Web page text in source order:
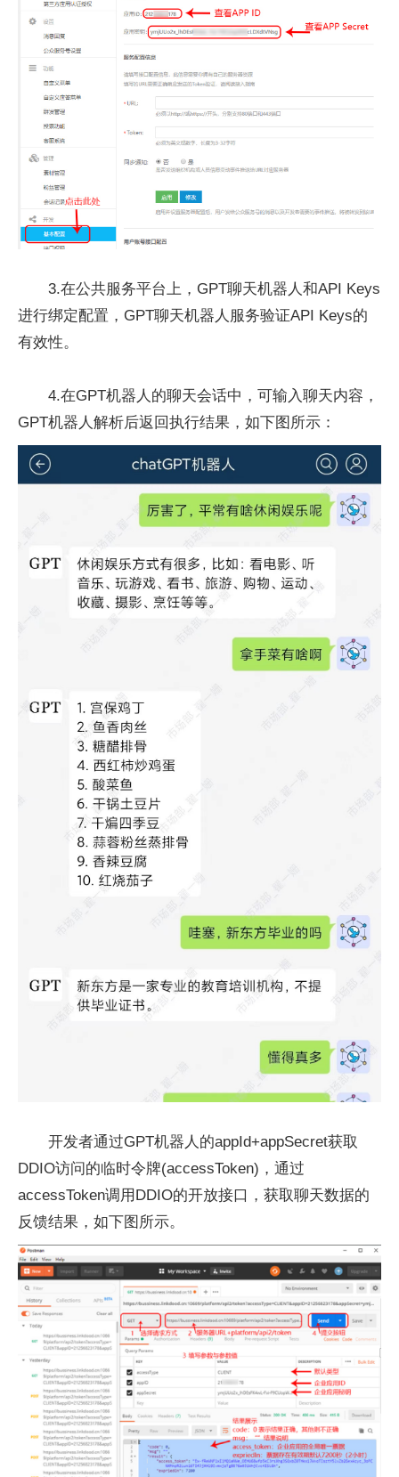
3.在公共服务平台上，GPT聊天机器人和API Keys
进行绑定配置，GPT聊天机器人服务验证API Keys的
有效性。
4.在GPT机器人的聊天会话中，可输入聊天内容，
GPT机器人解析后返回执行结果，如下图所示：
开发者通过GPT机器人的appId+appSecret获取
DDIO访问的临时令牌(accessToken)，通过
accessToken调用DDIO的开放接口，获取聊天数据的
反馈结果，如下图所示。